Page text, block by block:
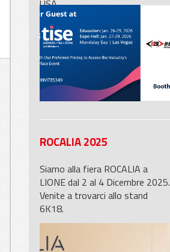
USA
allo stand 5601 di BB Industries
potrete trovare i nostri prodotti
ROCALIA 2025
Siamo alla fiera ROCALIA a
LIONE dal 2 al 4 Dicembre 2025.
Venite a trovarci allo stand
6K18.